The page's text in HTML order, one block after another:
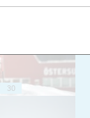
30